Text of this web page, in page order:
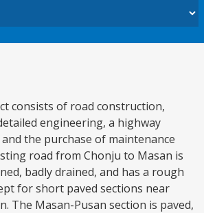
consists of road construction,
engineering, a highway
the purchase of maintenance
road from Chonju to Masan is
badly drained, and has a rough
for short paved sections near
The Masan-Pusan section is paved,